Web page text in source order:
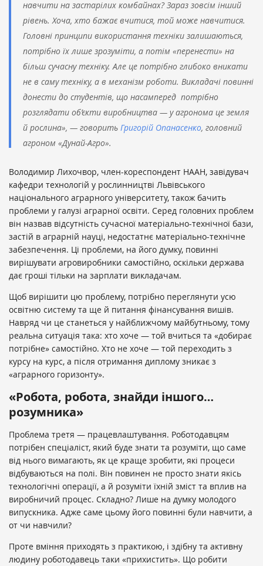
навчити на застарілих комбайнах? Зараз зовсім інший
рівень. Хоча, хто бажає вчитися, той може навчитися.
Головні принципи використання техніки залишаються,
потрібно їх лише зрозуміти, а потім «перенести» на
більш сучасну техніку. Але це потрібно глибоко вникати
не в саму техніку, а в механізм роботи. Викладачі повинні
донести до студентів, що насамперед потрібно
розглядати об’єкти виробництва — у агронома це земля
й рослина», — говорить Григорій Опанасенко, головний
агроном «Дунай-Агро».
Володимир Лихочвор, член-кореспондент НААН, завідувач
кафедри технологій у рослинництві Львівського
національного аграрного університету, також бачить
проблеми у галузі аграрної освіти. Серед головних проблем
він назвав відсутність сучасної матеріально-технічної бази,
застій в аграрній науці, недостатнє матеріально-технічне
забезпечення. Ці проблеми, на його думку, повинні
вирішувати агровиробники самостійно, оскільки держава
дає гроші тільки на зарплати викладачам.
Щоб вирішити цю проблему, потрібно переглянути усю
освітню систему та ще й питання фінансування вишів.
Навряд чи це станеться у найближчому майбутньому, тому
реальна ситуація така: хто хоче — той вчиться та «добирає
потрібне» самостійно. Хто не хоче — той переходить з
курсу на курс, а після отримання диплому зникає з
«аграрного горизонту».
«Робота, робота, знайди іншого…
розумника»
Проблема третя — працевлаштування. Роботодавцям
потрібен спеціаліст, який буде знати та розуміти, що саме
від нього вимагають, як це краще зробити, які процеси
відбуваються на полі. Він повинен не просто знати якісь
технологічні операції, а й розуміти їхній зміст та вплив на
виробничий процес. Складно? Лише на думку молодого
випускника. Адже саме цьому його повинні були навчити, а
от чи навчили?
Проте вміння приходять з практикою, і здібну та активну
людину роботодавець таки «прихистить». Що робити